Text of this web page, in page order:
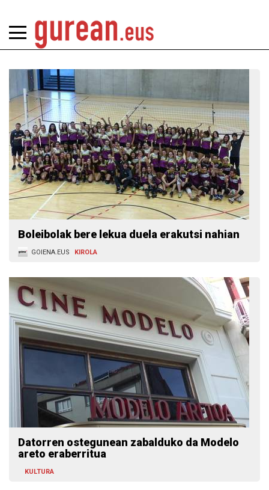
Boleibolak bere lekua duela erakutsi nahian
GOIENA.EUS KIROLA
Datorren ostegunean zabalduko da Modelo
areto eraberritua
KULTURA